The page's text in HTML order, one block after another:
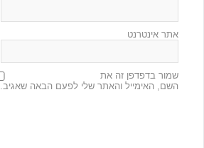
אתר אינטרנט
שמור בדפדפן זה את
השם, האימייל והאתר שלי לפעם הבאה שאגיב.